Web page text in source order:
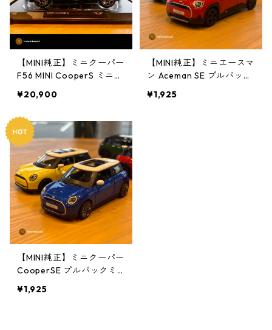
【MINI純正】ミニクーパー
F56 MINI CooperS ミニチ
¥20,900
【MINI純正】ミニエースマ
ン Aceman SE プルバック
¥1,925
【MINI純正】ミニクーパー
CooperSE プルバックミ
¥1,925